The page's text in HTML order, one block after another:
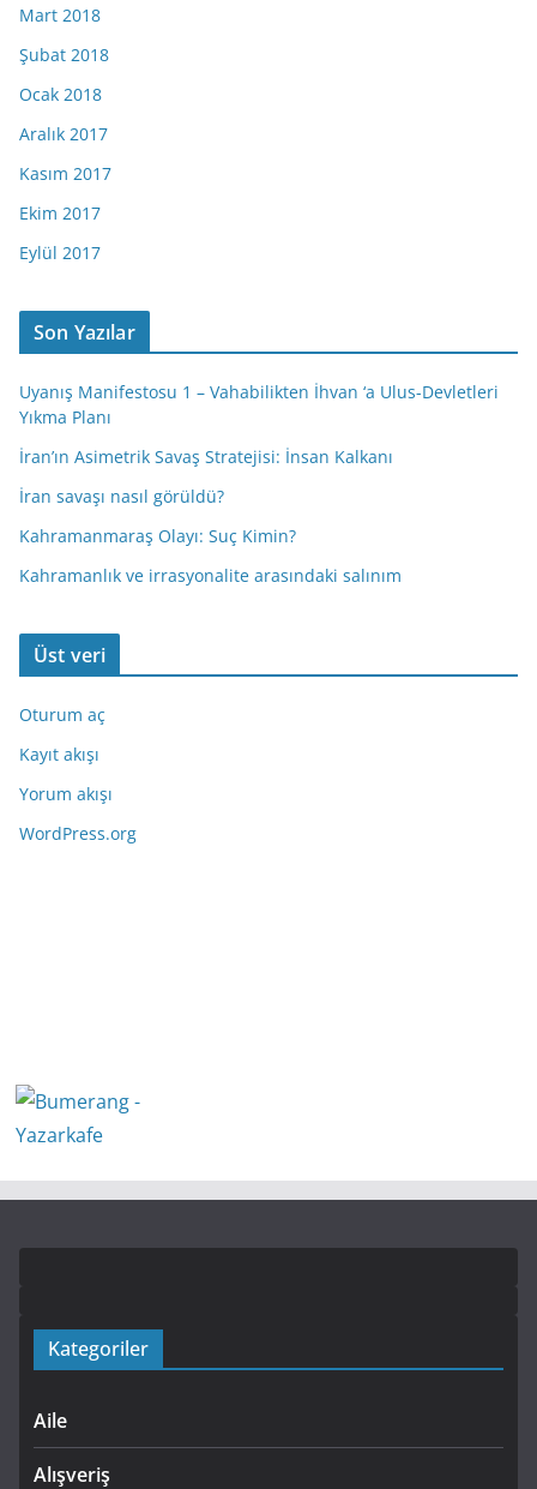
Mart 2018
Şubat 2018
Ocak 2018
Aralık 2017
Kasım 2017
Ekim 2017
Eylül 2017
Son Yazılar
Uyanış Manifestosu 1 – Vahabilikten İhvan ‘a Ulus-Devletleri
Yıkma Planı
İran’ın Asimetrik Savaş Stratejisi: İnsan Kalkanı
İran savaşı nasıl görüldü?
Kahramanmaraş Olayı: Suç Kimin?
Kahramanlık ve irrasyonalite arasındaki salınım
Üst veri
Oturum aç
Kayıt akışı
Yorum akışı
WordPress.org
Kategoriler
Aile
Alışveriş